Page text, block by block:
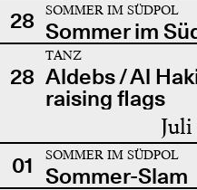
28
SOMMER IM SÜDPOL
Sommer im
28
TANZ
Aldebs / Al
raising flags
01 SOMMER IM SÜDPOL
Sommer-Slam